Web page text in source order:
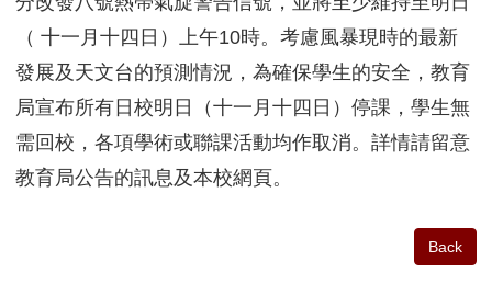
（ 十一月十四日）上午10時。考慮風暴現時的最新
發展及天文台的預測情況，為確保學生的安全，教育
局宣布所有日校明日（十一月十四日）停課，學生無
需回校，各項學術或聯課活動均作取消。詳情請留意
教育局公告的訊息及本校網頁。
Back